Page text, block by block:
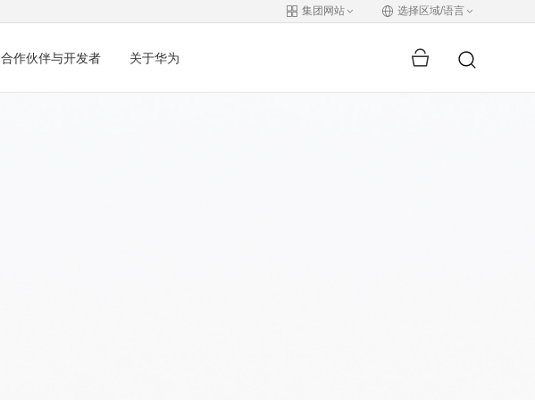
集团网站 选择区域/语言
合作伙伴与开发者 关于华为